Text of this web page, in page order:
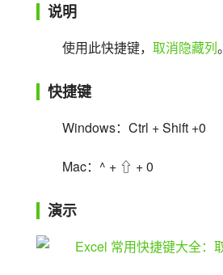
说明
使用此快捷键， 取消隐藏列。
快捷键
Windows：Ctrl + Shift +0
Mac：^ + ⇧ + 0
演示